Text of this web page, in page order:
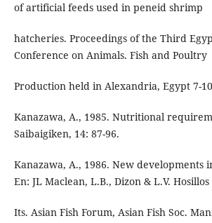
of artificial feeds used in peneid shrimp
hatcheries. Proceedings of the Third
Conference on Animals. Fish and Poultry
Production held in Alexandria, Egypt 7-
Kanazawa, A., 1985. Nutritional
Saibaigiken, 14: 87-96.
Kanazawa, A., 1986. New developments
En: JL Maclean, L.B., Dizon & L.V. Hosillos
Its. Asian Fish Forum, Asian Fish Soc.